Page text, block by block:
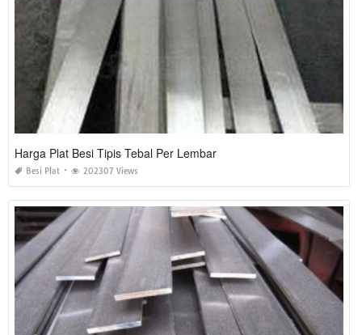
Harga Plat Besi Tipis Tebal Per Lembar
Besi Plat 202307 Views